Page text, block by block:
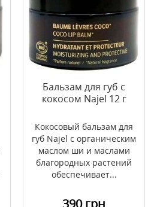
Бальзам для губ с
кокосом Najel 12 г
Кокосовый бальзам для
губ Najel с органическим
маслом ши и маслами
благородных растений
обеспечивает...
390 грн